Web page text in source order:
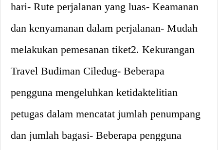
hari- Rute perjalanan yang luas- Keamanan
dan kenyamanan dalam perjalanan- Mudah
melakukan pemesanan tiket2. Kekurangan
Travel Budiman Ciledug- Beberapa
pengguna mengeluhkan ketidaktelitian
petugas dalam mencatat jumlah penumpang
dan jumlah bagasi- Beberapa pengguna